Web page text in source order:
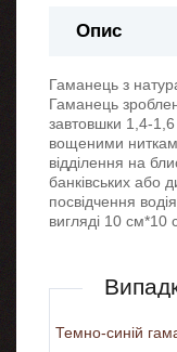
Опис
Гаманець з
Гаманець
завтовшки 1,4-
вощеними
відділення на
банківських або
посвідчення
вигляді 10 см*10
Темно-синій